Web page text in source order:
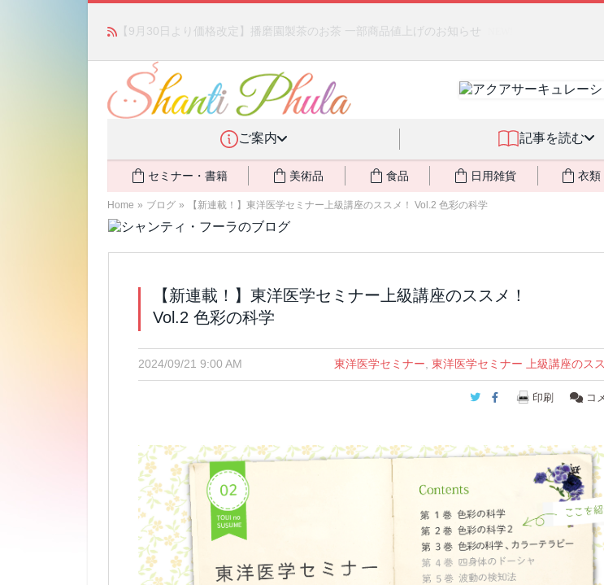
「みんなの備蓄・災害対策」 vol.4 〜断水・燃料不足・停電対策 NEW!
ご案内 記事を読む
セミナー・書籍 美術品 食品 日用雑貨 衣類
Home » ブログ » 【新連載！】東洋医学セミナー上級講座のススメ！ Vol.2 色彩の科学
【新連載！】東洋医学セミナー上級講座のススメ！
Vol.2 色彩の科学
2024/09/21 9:00 AM 東洋医学セミナー 東洋医学セミナー 上級講座のス
Twitter
Facebook
印刷 コ